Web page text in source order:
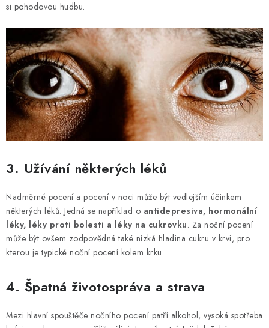
si pohodovou hudbu.
3. Užívání některých léků
Nadměrné pocení a pocení v noci může být vedlejším účinkem
některých léků. Jedná se například o antidepresiva, hormonální
léky, léky proti bolesti a léky na cukrovku. Za noční pocení
může být ovšem zodpovědná také nízká hladina cukru v krvi, pro
kterou je typické noční pocení kolem krku.
4. Špatná životospráva a strava
Mezi hlavní spouštěče nočního pocení patří alkohol, vysoká spotřeba